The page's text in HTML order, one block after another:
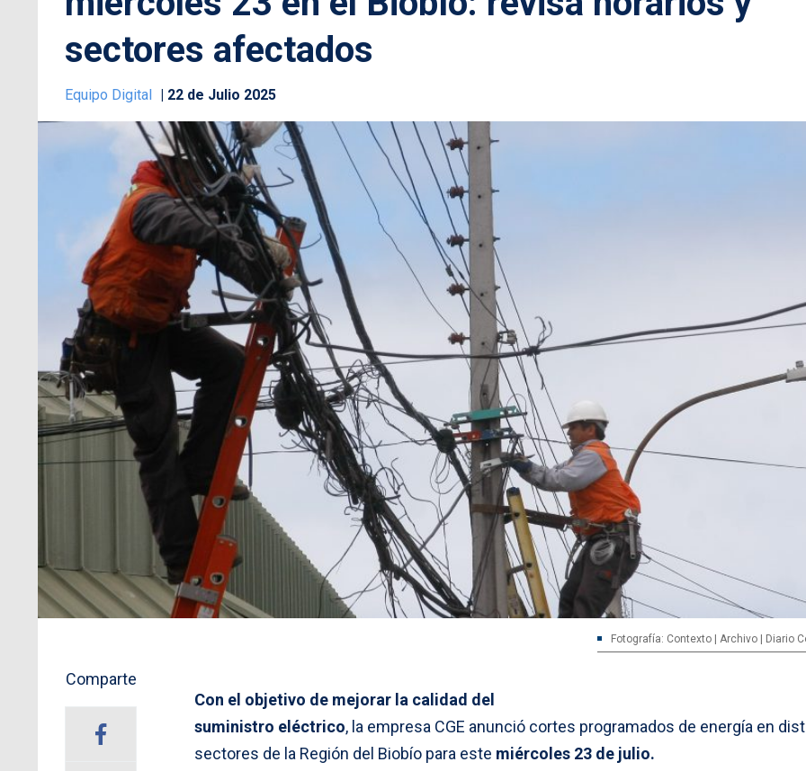
sectores afectados
Equipo Digital 22 de Julio 2025
Fotografía: Contexto | Archivo | Diario
Comparte
Con el objetivo de mejorar la calidad del
suministro eléctrico, la empresa CGE anunció cortes programados de energía en
sectores de la Región del Biobío para este miércoles 23 de julio.